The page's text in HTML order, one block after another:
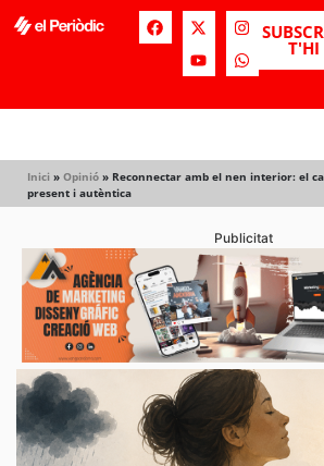
T'HI
Inici » Opinió » Reconnectar amb el nen interior: el
present i autèntica
Publicitat